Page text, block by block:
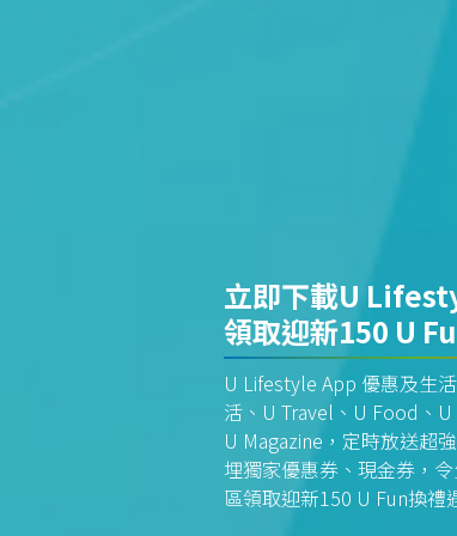
立即下載U
領取迎新150 U
U Lifestyle App 優惠及生
活、U Travel、U Food、
U Magazine，定時放送超
埋獨家優惠券、現金券，
區領取迎新150 U Fun換禮